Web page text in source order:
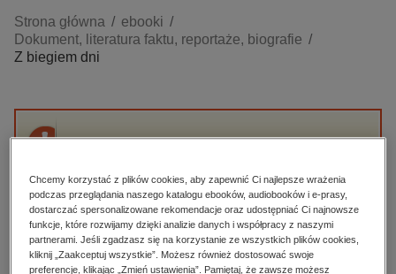
Kategorie
Zobacz wszystkie E-prasa
biznesowe, branżowe, gospodarka
darmowe wydania
edukacja
hobby, sport, rozrywka
komputery, internet, technologie, informatyka
Strona główna
ebooki
Dokument, literatura faktu, reportaże, biografie
Z biegiem dni
High-contrast mode
Polecane
Chcemy korzystać z plików cookies, aby zapewnić Ci najlepsze wrażenia
podczas przeglądania naszego katalogu ebooków, audiobooków i e-prasy,
dostarczać spersonalizowane rekomendacje oraz udostępniać Ci najnowsze
funkcje, które rozwijamy dzięki analizie danych i współpracy z naszymi
partnerami. Jeśli zgadzasz się na korzystanie ze wszystkich plików cookies,
kliknij „Zaakceptuj wszystkie”. Możesz również dostosować swoje
preferencje, klikając „Zmień ustawienia”. Pamiętaj, że zawsze możesz